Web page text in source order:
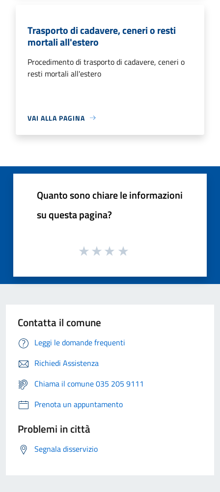
Trasporto di cadavere, ceneri o resti
mortali all'estero
Procedimento di trasporto di cadavere, ceneri o
resti mortali all'estero
VAI ALLA PAGINA
Quanto sono chiare le informazioni
su questa pagina?
Contatta il comune
Leggi le domande frequenti
Richiedi Assistenza
Chiama il comune 035 205 9111
Prenota un appuntamento
Problemi in città
Segnala disservizio